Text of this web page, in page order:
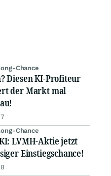
Chance
Diesen KI-Profiteur
der Markt mal
Chance
LVMH-Aktie jetzt
Einstiegschance!